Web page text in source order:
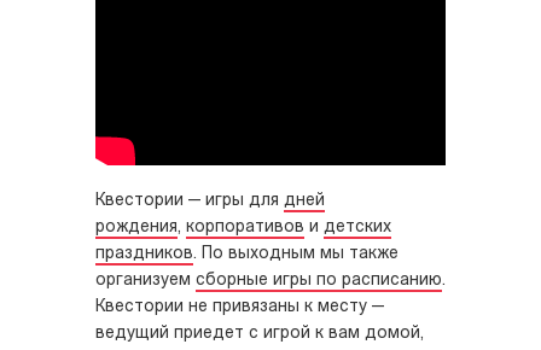
Квестории — игры для дней
рождения, корпоративов и детских
праздников. По выходным мы также
организуем сборные игры по расписанию.
Квестории не привязаны к месту —
ведущий приедет с игрой к вам домой,